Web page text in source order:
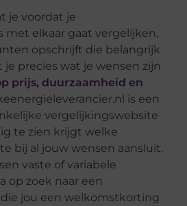
je voordat je
met elkaar gaat vergelijken,
opschrijft die belangrijk
je precies wat je wensen zijn
prijs, duurzaamheid en
is een
vergelijkingswebsite
te zien krijgt welke
bij al jouw wensen aansluit.
vaste of variabele
op zoek naar een
jou een welkomstkorting